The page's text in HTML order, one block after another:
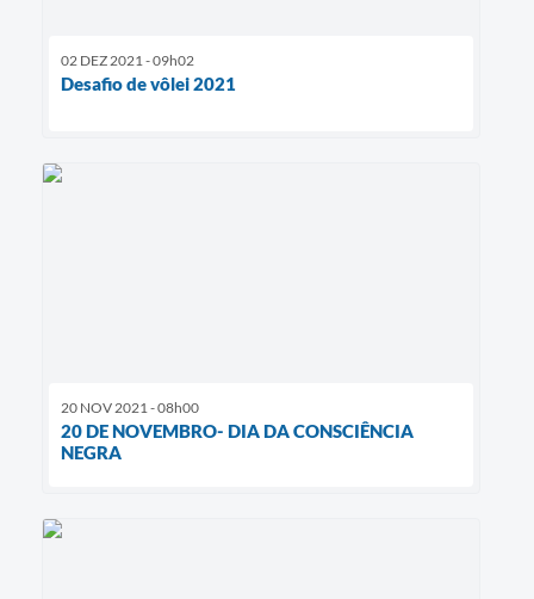
02 DEZ 2021 - 09h02
Desafio de vôlei 2021
20 NOV 2021 - 08h00
20 DE NOVEMBRO- DIA DA CONSCIÊNCIA
NEGRA